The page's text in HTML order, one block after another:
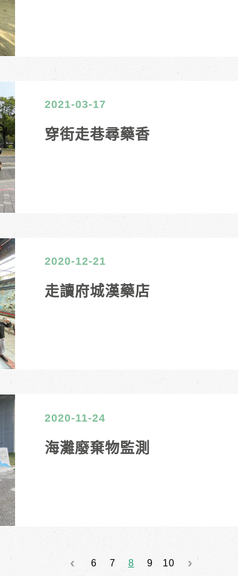
2021-03-17
穿街走巷尋藥香
2020-12-21
走讀府城漢藥店
2020-11-24
海灘廢棄物監測
6 7 8 9 10